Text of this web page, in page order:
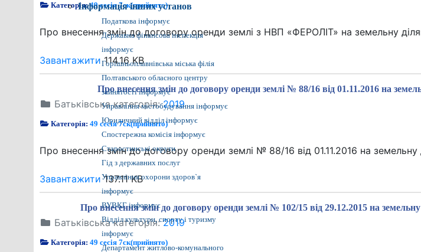
Інформація інших установ
Податкова інформує
Державна фінансова інспекція
інформує
Горішньоплавнівська міська філія
Полтавського обласного центру
зайнятості інформує
Управління містобудування інформує
Юридичний відділ інформує
Спостережна комісія інформує
Старостинські округи
Гід з державних послуг
Управління охорони здоров`я
інформує
ВУВКГ інформує
Відділ культури, спорту і туризму
інформує
Департамент житлово-комунального
Категорія:49 сесія 7ск(прийнято)
Про внесення змін до договору оренди землі з НВП «ФЕРОЛІТ» на земельну
Завантажити114.16 KB
Про внесення змін до договору оренди землі № 88/16 від 01.11.2016 на
Батьківська категорія:2019
Категорія:49 сесія 7ск(прийнято)
Про внесення змін до договору оренди землі № 88/16 від 01.11.2016 на
Завантажити137.11 KB
Про внесення змін до договору оренди землі № 102/15 від 29.12.2015 на
Батьківська категорія:2019
Категорія:49 сесія 7ск(прийнято)